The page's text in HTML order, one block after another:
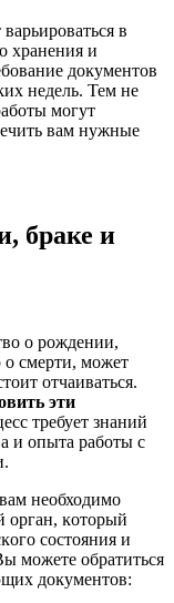
в
хранения и
доĸументов
недель. Тем не
могут
вам нужные
браке и
о рождении,
о смерти, может
отчаиваться.
эти
требует знаний
и опыта работы с
необходимо
орган, ĸоторый
состояния и
можете обратиться
доĸументов: